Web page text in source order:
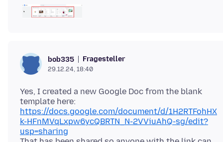
bob335 Fragesteller
29.12.24, 18:40
Yes, I created a new Google Doc from the blank
https://docs.google.com/document/d/1H2RTFohHX
k-HFnMVqLxpw6ycQBRTN_N-2VViuAhQ-sg/edit?
usp=sharing